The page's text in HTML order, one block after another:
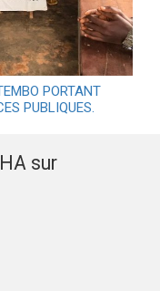
PORTANT
PUBLIQUES.
sur